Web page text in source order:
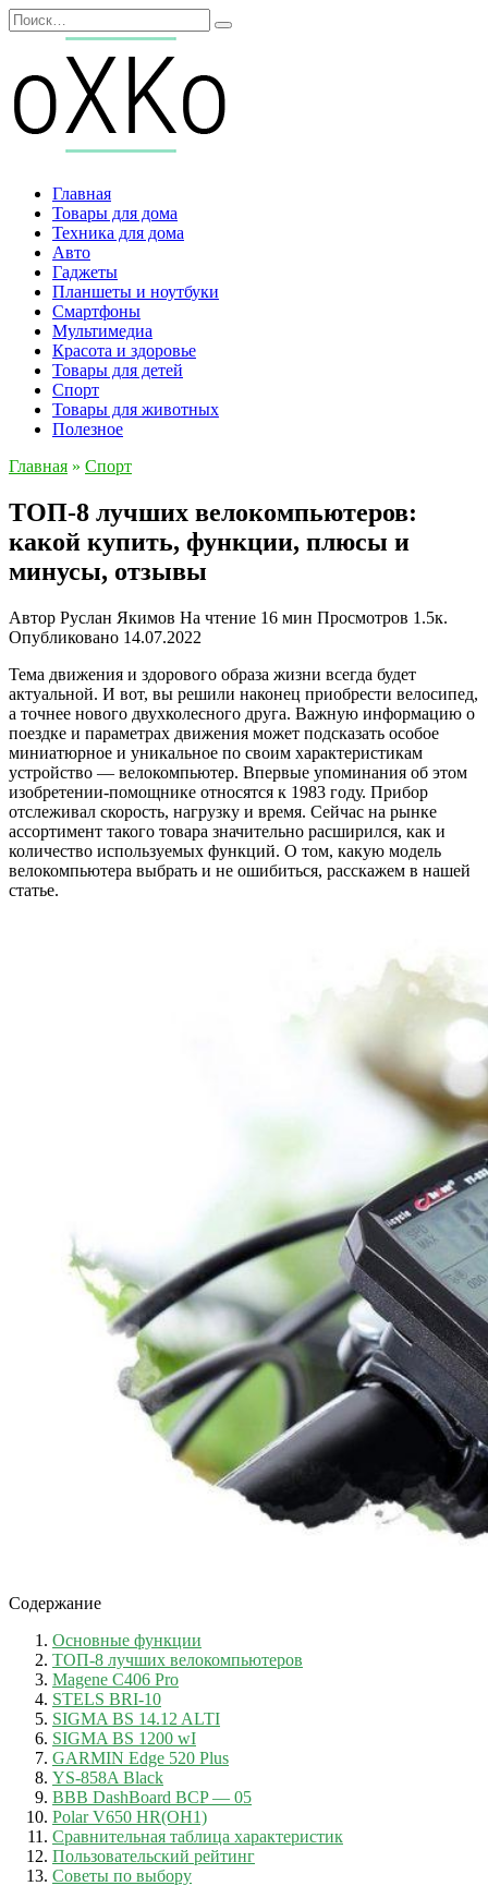
Перейти
к
содержанию
Search
for:
Главная
Товары для дома
Техника для дома
Авто
Гаджеты
Планшеты и ноутбуки
Смартфоны
Мультимедиа
Красота и здоровье
Товары для детей
Спорт
Товары для животных
Полезное
Главная » Спорт
ТОП-8 лучших велокомпьютеров:
какой купить, функции, плюсы и
минусы, отзывы
Автор Руслан Якимов На чтение 16 мин Просмотров 1.5к.
Опубликовано 14.07.2022
Тема движения и здорового образа жизни всегда будет
актуальной. И вот, вы решили наконец приобрести велосипед,
а точнее нового двухколесного друга. Важную информацию о
поездке и параметрах движения может подсказать особое
миниатюрное и уникальное по своим характеристикам
устройство — велокомпьютер. Впервые упоминания об этом
изобретении-помощнике относятся к 1983 году. Прибор
отслеживал скорость, нагрузку и время. Сейчас на рынке
ассортимент такого товара значительно расширился, как и
количество используемых функций. О том, какую модель
велокомпьютера выбрать и не ошибиться, расскажем в нашей
статье.
Содержание
Основные функции
ТОП-8 лучших велокомпьютеров
Magene С406 Pro
STELS BRI-10
SIGMA BS 14.12 ALTI
SIGMA BS 1200 wI
GARMIN Edge 520 Plus
YS-858A Black
BBB DashBoard BCP — 05
Polar V650 HR(OH1)
Сравнительная таблица характеристик
Пользовательский рейтинг
Советы по выбору